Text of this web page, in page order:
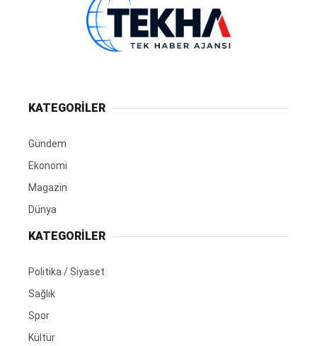
KATEGORİLER
Gündem
Ekonomi
Magazin
Dünya
KATEGORİLER
Politika / Siyaset
Sağlık
Spor
Kültür